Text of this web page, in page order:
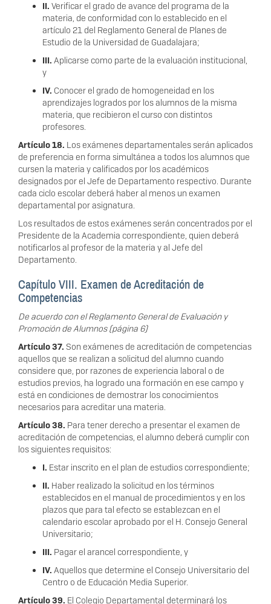
II. Verificar el grado de avance del programa de la
materia, de conformidad con lo establecido en el
artículo 21 del Reglamento General de Planes de
Estudio de la Universidad de Guadalajara;
III. Aplicarse como parte de la evaluación institucional,
y
IV. Conocer el grado de homogeneidad en los
aprendizajes logrados por los alumnos de la misma
materia, que recibieron el curso con distintos
profesores.
Artículo 18. Los exámenes departamentales serán aplicados
de preferencia en forma simultánea a todos los alumnos que
cursen la materia y calificados por los académicos
designados por el Jefe de Departamento respectivo. Durante
cada ciclo escolar deberá haber al menos un examen
departamental por asignatura.
Los resultados de estos exámenes serán concentrados por el
Presidente de la Academia correspondiente, quien deberá
notificarlos al profesor de la materia y al Jefe del
Departamento.
Capítulo VIII. Examen de Acreditación de
Competencias
De acuerdo con el Reglamento General de Evaluación y
Promoción de Alumnos (página 6)
Artículo 37. Son exámenes de acreditación de competencias
aquellos que se realizan a solicitud del alumno cuando
considere que, por razones de experiencia laboral o de
estudios previos, ha logrado una formación en ese campo y
está en condiciones de demostrar los conocimientos
necesarios para acreditar una materia.
Artículo 38. Para tener derecho a presentar el examen de
acreditación de competencias, el alumno deberá cumplir con
los siguientes requisitos:
I. Estar inscrito en el plan de estudios correspondiente;
II. Haber realizado la solicitud en los términos
establecidos en el manual de procedimientos y en los
plazos que para tal efecto se establezcan en el
calendario escolar aprobado por el H. Consejo General
Universitario;
III. Pagar el arancel correspondiente, y
IV. Aquellos que determine el Consejo Universitario del
Centro o de Educación Media Superior.
Artículo 39. El Colegio Departamental determinará los